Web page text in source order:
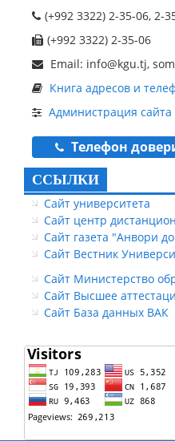
(+992 3322) 2-35-06, 2-
(+992 3322) 2-35-06
Email: info@kgu.tj,
Книга адресов и
Администрация сайта
Телефон
ССЫЛКИ
Сайт университета
Сайт центр
Сайт газета "Анвори
Сайт Вестник
Сайт Министерство
Сайт Высшее
Сайт База данных ВАК